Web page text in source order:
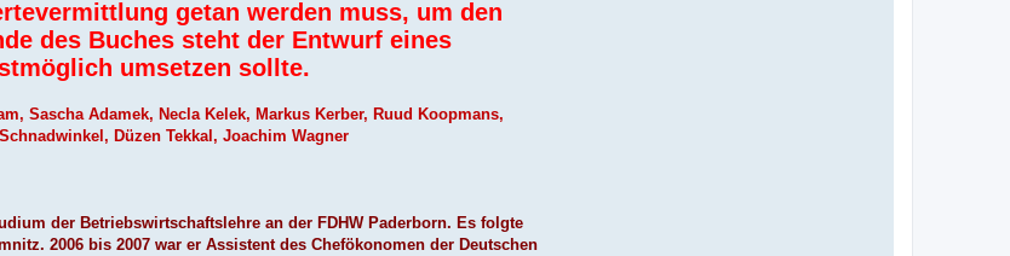
getan werden muss, um den
des Buches steht der Entwurf eines
umsetzen sollte.
Sascha Adamek, Necla Kelek, Markus Kerber, Ruud Koopmans,
Düzen Tekkal, Joachim Wagner
der Betriebswirtschaftslehre an der FDHW Paderborn. Es folgte
2006 bis 2007 war er Assistent des Chefökonomen der Deutschen